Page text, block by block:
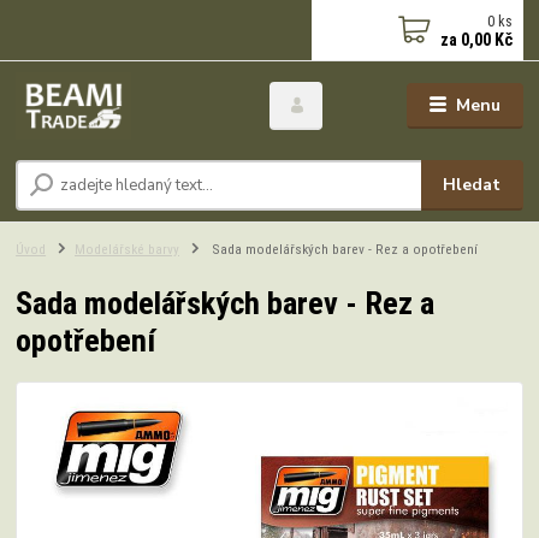
Menu
Hledat
0 ks
za 0,00 Kč
Úvod Modelářské barvy Sada modelářských barev - Rez a opotřebení
Sada modelářských barev - Rez a
opotřebení